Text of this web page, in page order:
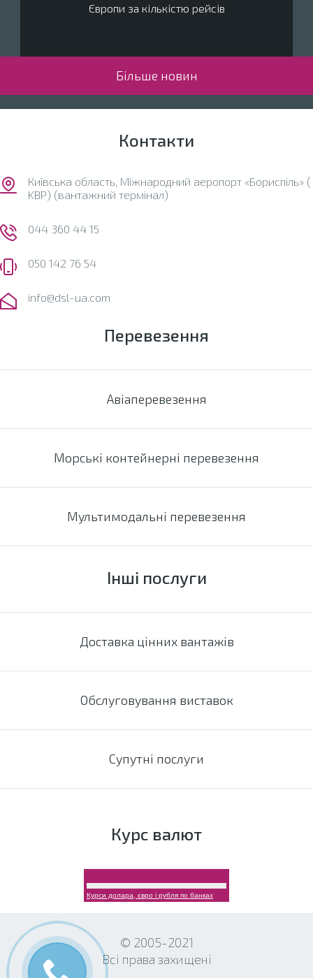
Європи за кількістю рейсів
Більше новин
Контакти
Київська область, Міжнародний аеропорт «Бориспіль» (
KBP) (вантажний термінал)
044 360 44 15
050 142 76 54
info@dsl-ua.com
Перевезення
Авіаперевезення
Морські контейнерні перевезення
Мультимодальні перевезення
Інші послуги
Доставка цінних вантажів
Обслуговування виставок
Супутні послуги
Курс валют
Курси долара, євро і рубля по банках
© 2005-2021
Всі права захищені